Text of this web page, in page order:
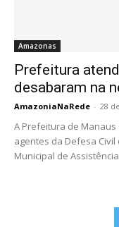
Amazonas
Prefeitura
desabaram na
AmazoniaNaRede - 28
A Prefeitura de
agentes da Defesa
Municipal de